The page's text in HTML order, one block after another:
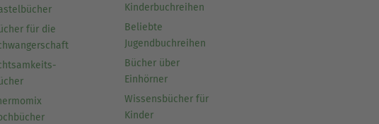
für die
Kinderbuchreihen
Beliebte
Jugendbuchreihen
Bücher über
Einhörner
Wissensbücher für
Kinder